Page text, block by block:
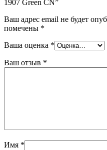
1907 Green CN”
Ваш адрес email не будет
помечены *
Ваша оценка *
Ваш отзыв *
Имя *